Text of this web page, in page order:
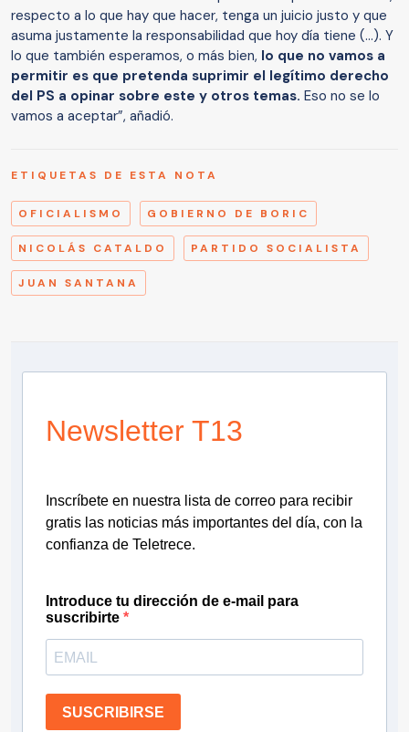
respecto a lo que hay que hacer, tenga un juicio justo y que
asuma justamente la responsabilidad que hoy día tiene (...). Y
lo que también esperamos, o más bien, lo que no vamos a
permitir es que pretenda suprimir el legítimo derecho
del PS a opinar sobre este y otros temas. Eso no se lo
vamos a aceptar”, añadió.
ETIQUETAS DE ESTA NOTA
OFICIALISMO GOBIERNO DE BORIC
NICOLÁS CATALDO PARTIDO SOCIALISTA
JUAN SANTANA
Newsletter T13
Inscríbete en nuestra lista de correo para recibir
gratis las noticias más importantes del día, con la
confianza de Teletrece.
Introduce tu dirección de e-mail para
suscribirte
SUSCRIBIRSE